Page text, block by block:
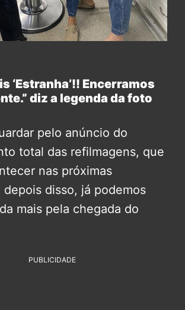
‘Estranha’!! Encerramos
diz a legenda da foto
pelo anúncio do
total das refilmagens, que
nas próximas
depois disso, já podemos
mais pela chegada do
PUBLICIDADE